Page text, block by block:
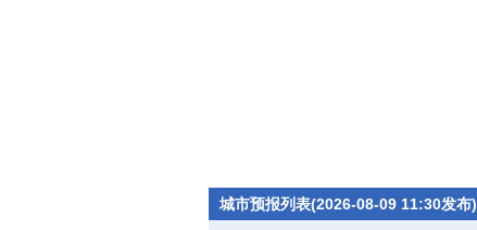
城市预报列表(2026-08-09 11:30发布)